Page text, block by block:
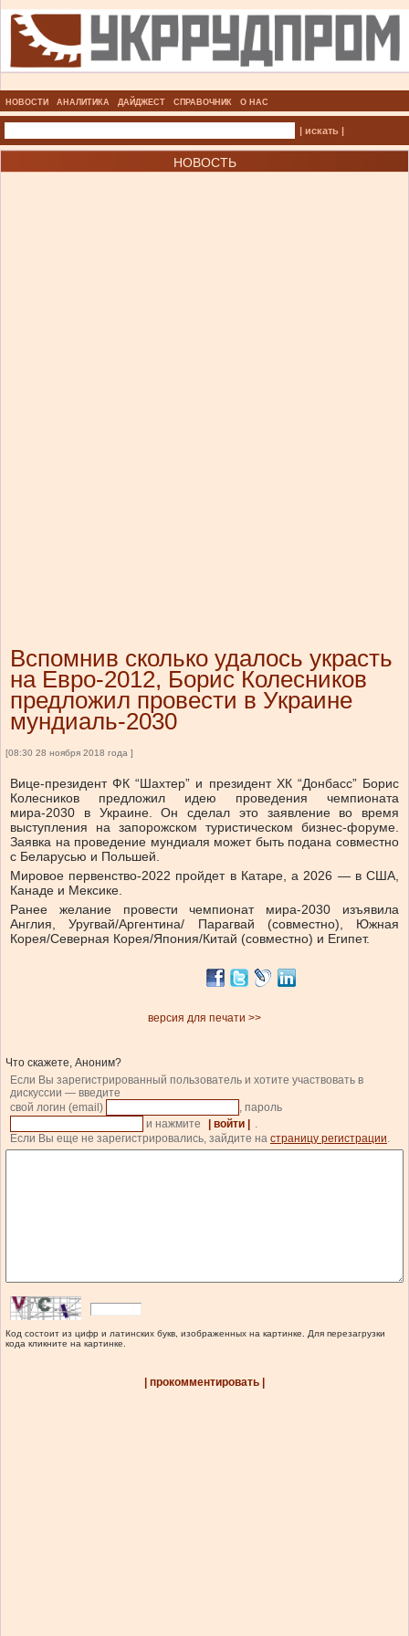
НОВОСТИ АНАЛИТИКА ДАЙДЖЕСТ СПРАВОЧНИК О НАС
| искать |
НОВОСТЬ
Вспомнив сколько удалось украсть
на Евро-2012, Борис Колесников
предложил провести в Украине
мундиаль-2030
[08:30 28 ноября 2018 года ]
Вице-президент ФК “Шахтер” и президент ХК “Донбасс” Борис
Колесников предложил идею проведения чемпионата
мира-2030 в Украине. Он сделал это заявление во время
выступления на запорожском туристическом бизнес-форуме.
Заявка на проведение мундиаля может быть подана совместно
с Беларусью и Польшей.
Мировое первенство-2022 пройдет в Катаре, а 2026 — в США,
Канаде и Мексике.
Ранее желание провести чемпионат мира-2030 изъявила
Англия, Уругвай/Аргентина/ Парагвай (совместно), Южная
Корея/Северная Корея/Япония/Китай (совместно) и Египет.
версия для печати >>
Что скажете, Аноним?
Если Вы зарегистрированный пользователь и хотите участвовать в
дискуссии — введите
свой логин (email)
, пароль
и нажмите
| войти |
.
Если Вы еще не зарегистрировались, зайдите на страницу регистрации.
Код состоит из цифр и латинских букв, изображенных на картинке. Для перезагрузки
кода кликните на картинке.
| прокомментировать |